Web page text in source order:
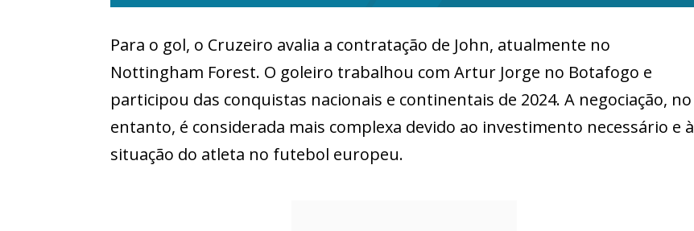
Para o gol, o Cruzeiro avalia a contratação de John, atualmente no
Nottingham Forest. O goleiro trabalhou com Artur Jorge no Botafogo e
participou das conquistas nacionais e continentais de 2024. A negociação, no
entanto, é considerada mais complexa devido ao investimento necessário e à
situação do atleta no futebol europeu.